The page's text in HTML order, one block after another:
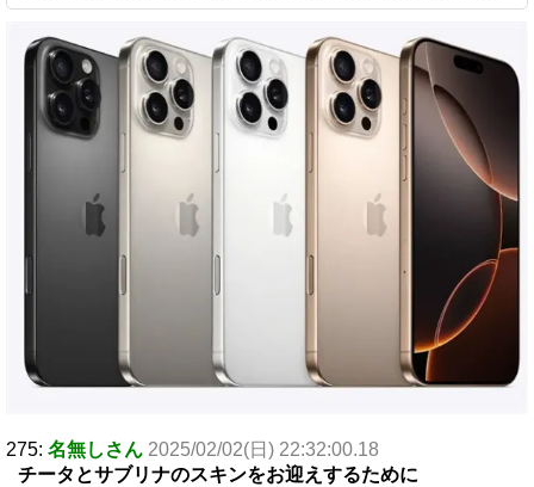
275: 名無しさん 2025/02/02(日) 22:32:00.18
チータとサブリナのスキンをお迎えするために